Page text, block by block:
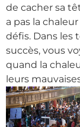
de cacher sa
a pas la
défis. Dans les
succès, vous
quand la
leurs